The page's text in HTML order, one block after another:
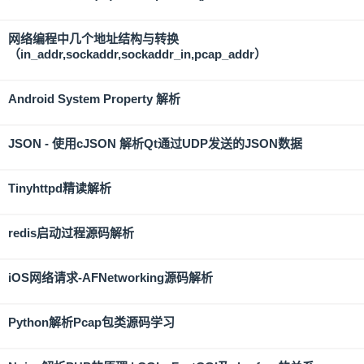
网络编程中几个地址结构与转换
（in_addr,sockaddr,sockaddr_in,pcap_addr）
Android System Property 解析
JSON - 使用cJSON 解析Qt通过UDP发送的JSON数据
Tinyhttpd精读解析
redis启动过程源码解析
iOS网络请求-AFNetworking源码解析
Python解析Pcap包类源码学习